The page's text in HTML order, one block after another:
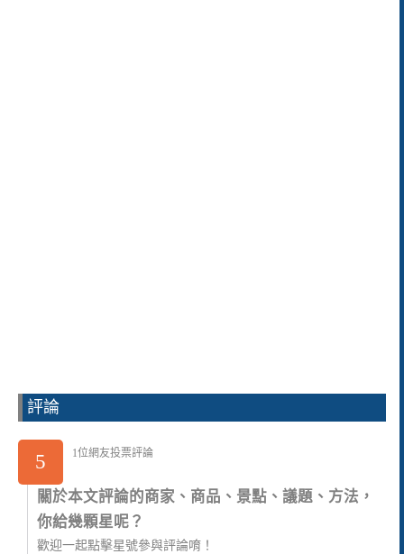
評論
5 1位網友投票評論
關於本文評論的商家、商品、景點、議題、方法，
你給幾顆星呢？
歡迎一起點擊星號參與評論唷！